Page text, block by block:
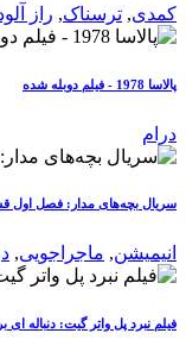
کمدی, ترسناک, راز
پالاسا 1978 - فیلم دوبله شده
درام
سریال بچه‌های مدار: فصل اول
انیمیشن, ماجراجویی,
فیلم نبرد پل واتر گیت: دنباله ای